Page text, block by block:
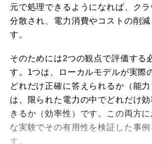
元で処理できるようになれば、ク
分散され、電力消費やコストの削減
す。
そのためには2つの観点で評価する
す。1つは、ローカルモデルが実際
どれだけ正確に答えられるか（能
は、限られた電力の中でどれだけ
きるか（効率性）です。この両方
な実験でその有用性を検証した事例
す。